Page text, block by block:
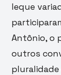
leque
Antônio, o
outros